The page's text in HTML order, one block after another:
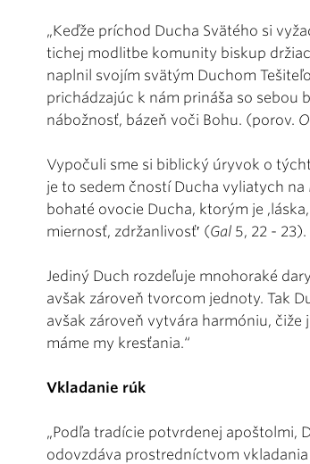
„Keďže príchod Ducha Svätého si
tichej modlitbe komunity biskup
naplnil svojím svätým Duchom
prichádzajúc k nám prináša so sebou
nábožnosť, bázeň voči Bohu. (porov.
Vypočuli sme si biblický úryvok o
je to sedem čností Ducha vyliatych
bohaté ovocie Ducha, ktorým je
miernosť, zdržanlivosť′ (Gal 5, 22 - 23).
Jediný Duch rozdeľuje mnohoraké
avšak zároveň tvorcom jednoty. Tak
avšak zároveň vytvára harmóniu,
máme my kresťania.“
Vkladanie rúk
„Podľa tradície potvrdenej apoštolmi,
odovzdáva prostredníctvom